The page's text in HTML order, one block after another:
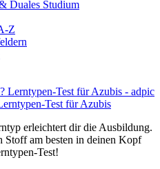
Z
Test für Azubis
erleichtert dir die Ausbildung.
Stoff am besten in deinen Kopf
Test!